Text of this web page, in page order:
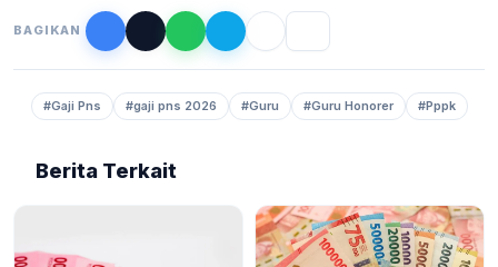
BAGIKAN
#Gaji Pns #gaji pns 2026 #Guru #Guru Honorer #Pppk
Berita Terkait